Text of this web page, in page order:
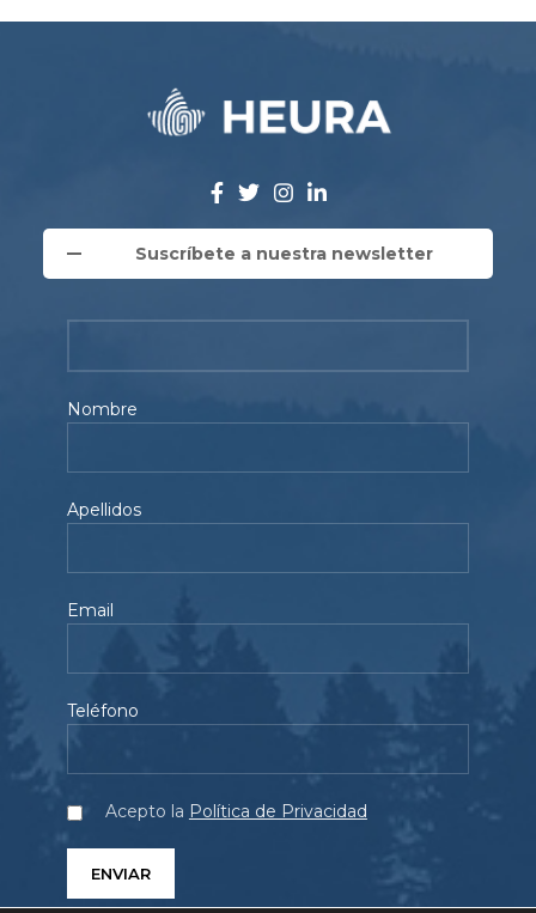
Suscríbete a nuestra newsletter
Nombre
Apellidos
Email
Teléfono
Acepto la Política de Privacidad